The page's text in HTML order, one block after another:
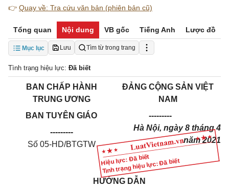
👉 Quay về: Tra cứu văn bản (phiên bản cũ)
Tổng quan Nội dung VB gốc Tiếng Anh Lược đồ
Mục lục Lưu Tìm từ trong trang
Tình trạng hiệu lực: Đã biết
Hiệu lực: Đã biết
Tình trạng hiệu lực: Đã biết
BAN CHẤP HÀNH
TRUNG ƯƠNG
BAN TUYÊN GIÁO
---------
Số 05-HD/BTGTW
ĐẢNG CỘNG SẢN VIỆT
NAM
---------
Hà Nội, ngày 8 tháng 4
năm 2021
HƯỚNG DẪN